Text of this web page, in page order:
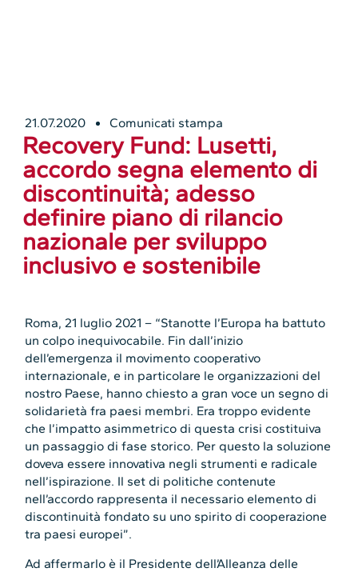
21.07.2020 Comunicati stampa
Recovery Fund: Lusetti,
accordo segna elemento di
discontinuità; adesso
definire piano di rilancio
nazionale per sviluppo
inclusivo e sostenibile
Roma, 21 luglio 2021 – “Stanotte l’Europa ha battuto
un colpo inequivocabile. Fin dall’inizio
dell’emergenza il movimento cooperativo
internazionale, e in particolare le organizzazioni del
nostro Paese, hanno chiesto a gran voce un segno di
solidarietà fra paesi membri. Era troppo evidente
che l’impatto asimmetrico di questa crisi costituiva
un passaggio di fase storico. Per questo la soluzione
doveva essere innovativa negli strumenti e radicale
nell’ispirazione. Il set di politiche contenute
nell’accordo rappresenta il necessario elemento di
discontinuità fondato su uno spirito di cooperazione
tra paesi europei”.
Ad affermarlo è il Presidente dell’Alleanza delle